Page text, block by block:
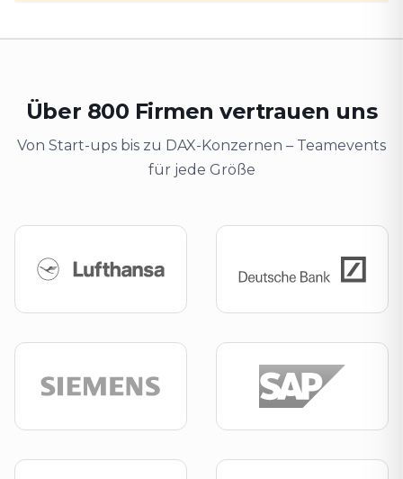
Über 800 Firmen vertrauen uns
Von Start-ups bis zu DAX-Konzernen – Teamevents
für jede Größe